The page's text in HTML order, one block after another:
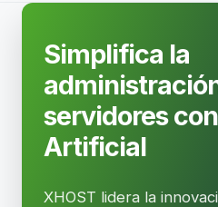
Simplifica la
servidores
Artificial
XHOST lidera la